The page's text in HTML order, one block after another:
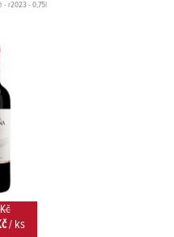
- r2023 - 0,75l
/ ks